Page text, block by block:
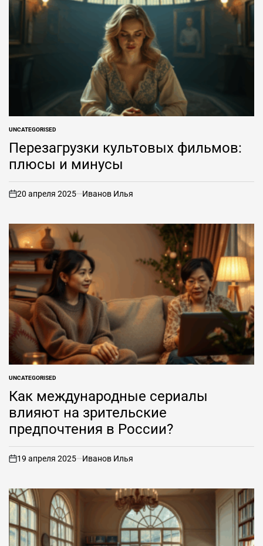
ОПУБЛИКОВАНО
В
UNCATEGORISED
Перезагрузки культовых фильмов:
плюсы и минусы
вкл
20 апреля 2025 Иванов Илья
ОПУБЛИКОВАНО
В
UNCATEGORISED
Как международные сериалы
влияют на зрительские
предпочтения в России?
вкл
19 апреля 2025 Иванов Илья